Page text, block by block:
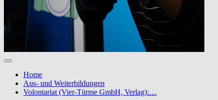
Home
Aus- und Weiterbildungen
Volontariat (Vier-Türme GmbH, Verlag):…